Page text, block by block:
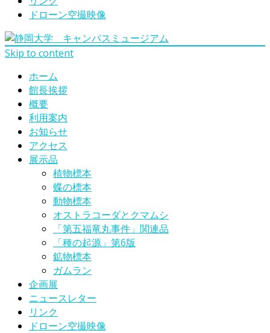
ドローン空撮映像
Skip to content
ホーム
館長挨拶
概要
利用案内
お知らせ
アクセス
展示品
植物標本
蝶の標本
動物標本
オストラコーダとクマムシ
「第五福竜丸事件」関連品
「種の起源」第6版
鉱物標本
ガムラン
企画展
ニュースレター
リンク
ドローン空撮映像